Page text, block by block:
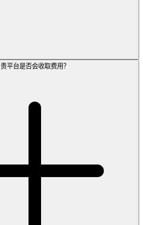
贵平台是否会收取费用？